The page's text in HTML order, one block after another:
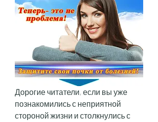
Дорогие читатели, если вы уже
познакомились с неприятной
стороной жизни и столкнулись с